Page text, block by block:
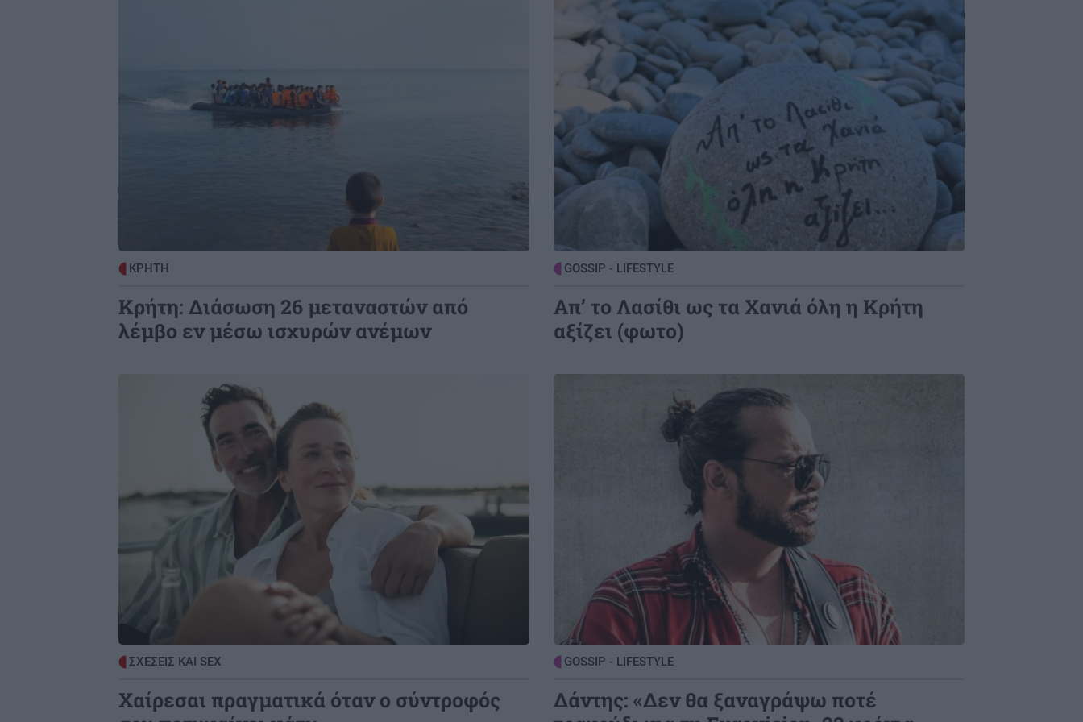
Ο Τζέιμς Κάμερον φαίνεται έτοιμος να
αφήσει πίσω του το «Avatar»
Συντάξεις Σεπτεμβρίου 2026: Αυτές
τη σύλληψή της και όχι για το θύμα!
20:32
Ισραήλ: "Οχι" από Νετανιάχου στο
σχέδιο Τραμπ για τη Γάζα
20:14
ΕΚΤ: Οι επόμενες κινήσεις για τα
επιτόκια – Τι βλέπουν οι αγορές
20:13
Έφυγε από τη ζωή ο σπουδαίος
ΚΡΗΤΗ
Κρήτη: Διάσωση 26 μεταναστών από
λέμβο εν μέσω ισχυρών ανέμων
GOSSIP - LIFESTYLE
Απ’ το Λασίθι ως τα Χανιά όλη η Κρήτη
αξίζει (φωτο)
ΣΧΕΣΕΙΣ ΚΑΙ SEX
Χαίρεσαι πραγματικά όταν ο σύντροφός
GOSSIP - LIFESTYLE
Δάντης: «Δεν θα ξαναγράψω ποτέ